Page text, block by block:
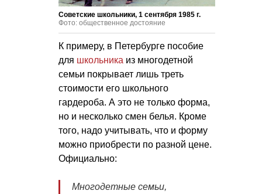
Советские школьники, 1 сентября 1985 г.
Фото: общественное достояние
К примеру, в Петербурге пособие
для школьника из многодетной
семьи покрывает лишь треть
стоимости его школьного
гардероба. А это не только форма,
но и несколько смен белья. Кроме
того, надо учитывать, что и форму
можно приобрести по разной цене.
Официально:
Многодетные семьи,